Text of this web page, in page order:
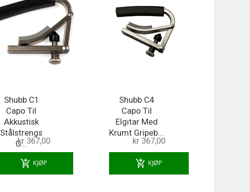
Shubb C1
Capo Til
Akkustisk
Stålstrengs
G...
kr 367,00
add_shopping_cart KJØP
Shubb C4
Capo Til
Elgitar Med
Krumt Gripeb...
kr 367,00
add_shopping_cart KJØP